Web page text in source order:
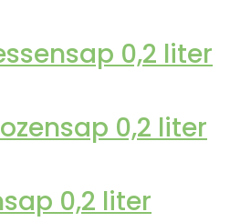
0,2 liter
0,2 liter
0,2 liter